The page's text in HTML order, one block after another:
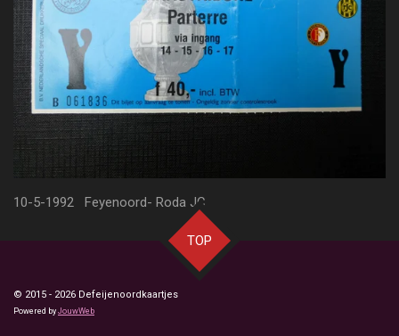
10-5-1992 Feyenoord- Roda JC
TOP
© 2015 - 2026 Defeijenoordkaartjes
Powered by JouwWeb